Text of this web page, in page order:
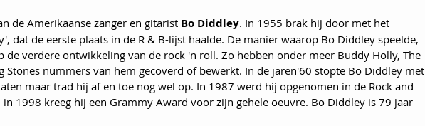
de Amerikaanse zanger en gitarist Bo Diddley. In 1955 brak hij door met het
dat de eerste plaats in de R & B-lijst haalde. De manier waarop Bo Diddley speelde,
de verdere ontwikkeling van de rock 'n roll. Zo hebben onder meer Buddy Holly, The
Stones nummers van hem gecoverd of bewerkt. In de jaren'60 stopte Bo Diddley met
maar trad hij af en toe nog wel op. In 1987 werd hij opgenomen in de Rock and
in 1998 kreeg hij een Grammy Award voor zijn gehele oeuvre. Bo Diddley is 79 jaar